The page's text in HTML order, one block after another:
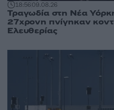
18:5609.08.26
Τραγωδία στη Νέα
27χρονη πνίγηκαν
Ελευθερίας